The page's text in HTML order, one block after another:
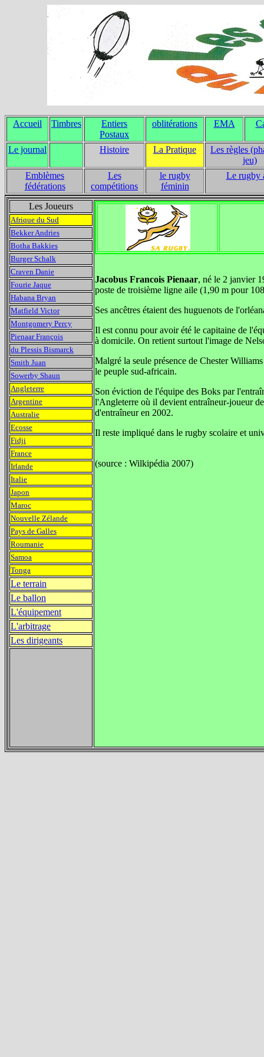
Accueil Timbres
Entiers
Postaux
oblitérations EMA
Le journal Histoire La Pratique
Les règles
jeu)
Emblèmes
fédérations
Les
compétitions
le rugby
féminin
Le rugby
Les Joueurs
Jacobus Francois Pienaar, né le 2 janvier
poste de troisième ligne aile (1,90 m pour
Ses ancêtres étaient des huguenots de
Il est connu pour avoir été le capitaine de
à domicile. On retient surtout l'image de
Malgré la seule présence de Chester
le peuple sud-africain.
Son éviction de l'équipe des Boks par
l'Angleterre où il devient entraîneur-joueur
d'entraîneur en 2002.
Il reste impliqué dans le rugby scolaire et
(source : Wilkipédia 2007)
Afrique du Sud
Bekker Andries
Botha Bakkies
Burger Schalk
Craven Danie
Fourie Jaque
Habana Bryan
Matfield Victor
Montgomery Percy
Pienaar François
du Plessis Bismarck
Smith Juan
Sowerby Shaun
Angleterre
Argentine
Australie
Ecosse
Fidji
France
Irlande
Italie
Japon
Maroc
Nouvelle Zélande
Pays de Galles
Roumanie
Samoa
Tonga
Le terrain
Le ballon
L'équipement
L'arbitrage
Les dirigeants